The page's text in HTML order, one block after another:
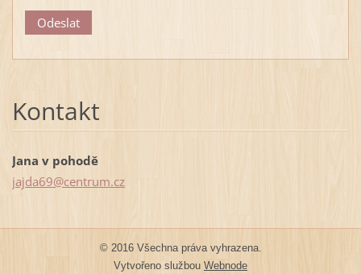
Kontakt
Jana v pohodě
jajda69@centrum.cz
© 2016 Všechna práva vyhrazena.
Vytvořeno službou Webnode